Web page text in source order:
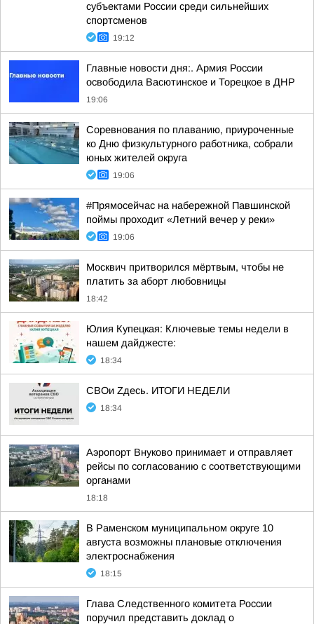
субъектами России среди сильнейших
спортсменов
19:12
Главные новости дня:. Армия России
освободила Васютинское и Торецкое в ДНР
19:06
Соревнования по плаванию, приуроченные
ко Дню физкультурного работника, собрали
юных жителей округа
19:06
#Прямосейчас на набережной Павшинской
поймы проходит «Летний вечер у реки»
19:06
Москвич притворился мёртвым, чтобы не
платить за аборт любовницы
18:42
Юлия Купецкая: Ключевые темы недели в
нашем дайджесте:
18:34
СВОи Zдесь. ИТОГИ НЕДЕЛИ
18:34
Аэропорт Внуково принимает и отправляет
рейсы по согласованию с соответствующими
органами
18:18
В Раменском муниципальном округе 10
августа возможны плановые отключения
электроснабжения
18:15
Глава Следственного комитета России
поручил представить доклад о